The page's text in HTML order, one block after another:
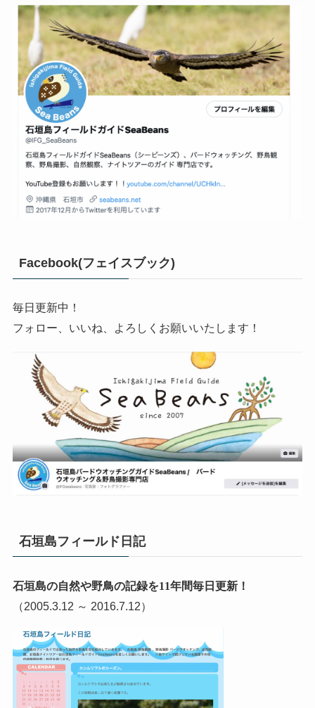
Facebook(フェイスブック)
毎日更新中！
フォロー、いいね、よろしくお願いいたします！
石垣島フィールド日記
石垣島の自然や野鳥の記録を11年間毎日更新！
（2005.3.12 ～ 2016.7.12）